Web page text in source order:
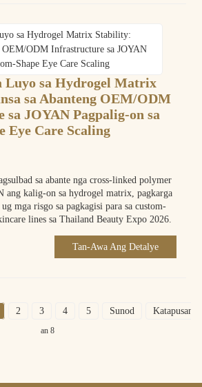
Luyo sa Hydrogel Matrix
sa Abanteng OEM/ODM
JOYAN Pagpalig-on sa
Eye Care Scaling
sa abante nga cross-linked polymer
ang kalig-on sa hydrogel matrix, pagkarga
mga risgo sa pagkagisi para sa custom-
lines sa Thailand Beauty Expo 2026.
Tan-Awa Ang Detalye
2 3 4 5 Sunod Katapusan
an 8